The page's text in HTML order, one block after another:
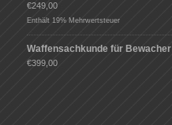
€249,00
Enthält 19% Mehrwertsteuer
Waffensachkunde für Bewacher
€399,00